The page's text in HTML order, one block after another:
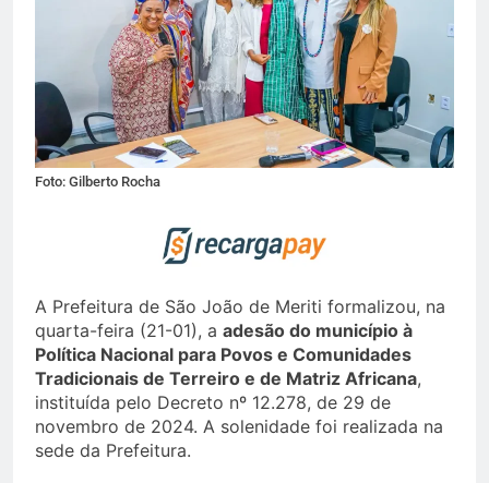
Foto: Gilberto Rocha
A Prefeitura de São João de Meriti formalizou, na
quarta-feira (21-01), a adesão do município à
Política Nacional para Povos e Comunidades
Tradicionais de Terreiro e de Matriz Africana,
instituída pelo Decreto nº 12.278, de 29 de
novembro de 2024. A solenidade foi realizada na
sede da Prefeitura.